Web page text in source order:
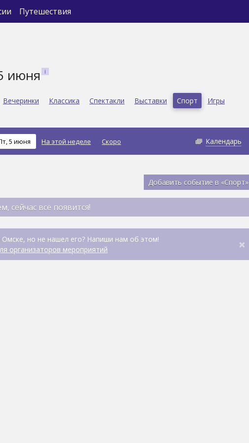
Путешествия
июня
Вечеринки Классика Спектакли Выставки Спорт
Игры
5 июня На этой неделе Скоро Календарь
Добавить событие в «Спорт»
сейчас всё появится!
но не нашел его? Напиши нам об этом!
организаторов мероприятий
×